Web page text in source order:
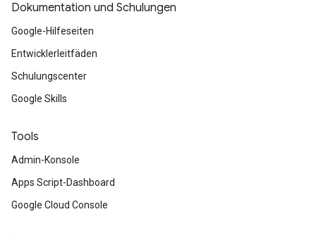
Dokumentation und Schulungen
Google-Hilfeseiten
Entwicklerleitfäden
Schulungscenter
Google Skills
Tools
Admin-Konsole
Apps Script-Dashboard
Google Cloud Console